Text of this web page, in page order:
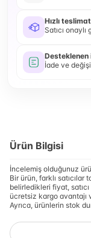
Hızlı teslimat
Satıcı
Desteklenen
İade ve
Ürün Bilgisi
İncelemiş olduğunuz
Bir ürün, farklı satıcılar
belirledikleri fiyat,
ücretsiz kargo avantajı
Ayrıca, ürünlerin stok